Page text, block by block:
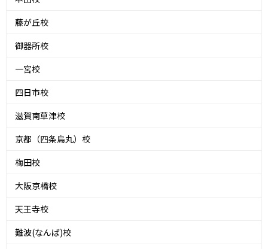
藤が丘校
御器所校
一宮校
四日市校
滋賀南草津校
京都（四条烏丸）校
梅田校
大阪京橋校
天王寺校
難波(なんば)校